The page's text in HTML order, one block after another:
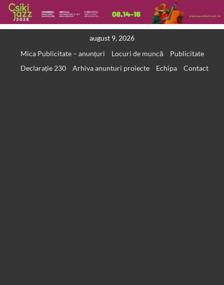
august 9, 2026
Mica Publicitate – anunțuri
Locuri de muncă
Publicitate
Declarație 230
Arhiva anunturi proiecte Echipa Contact